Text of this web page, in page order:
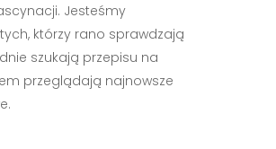
Jesteśmy
którzy rano sprawdzają
szukają przepisu na
przeglądają najnowsze